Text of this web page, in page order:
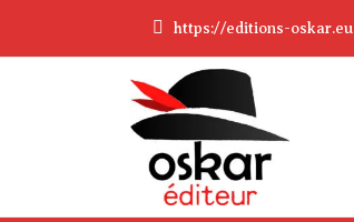
https://editions-oskar.eu